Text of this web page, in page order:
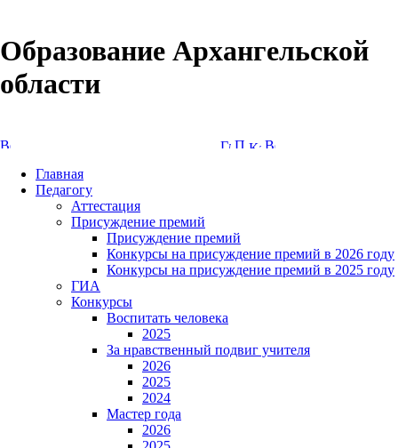
Образование Архангельской
области
Главная
Педагогу
Аттестация
Присуждение премий
Присуждение премий
Конкурсы на присуждение премий в 2026 году
Конкурсы на присуждение премий в 2025 году
ГИА
Конкурсы
Воспитать человека
2025
За нравственный подвиг учителя
2026
2025
2024
Мастер года
2026